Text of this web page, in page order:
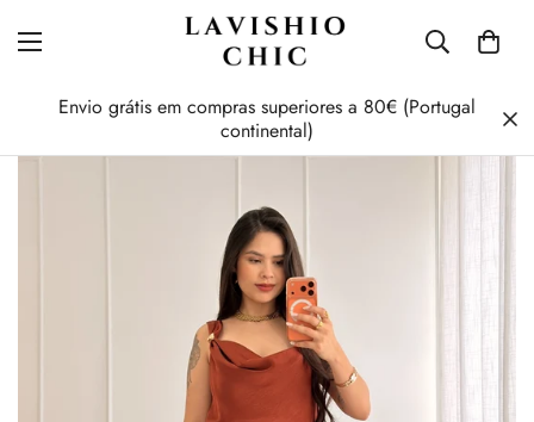
Envio grátis em compras superiores a 80€ (Portugal
continental)